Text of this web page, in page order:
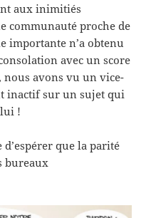
aux inimitiés
communauté proche de
importante n’a obtenu
avec un score
nous avons vu un vice-
inactif sur un sujet qui
!
que la parité
bureaux